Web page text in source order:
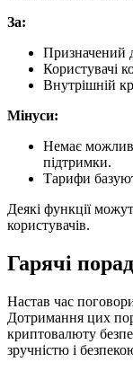
За:
Призначений
Користувачі
Внутрішній
Мінуси:
Немає
підтримки.
Тарифи
Деякі функції
користувачів.
Гарячі
Настав час
Дотримання цих
криптовалюту
зручністю і